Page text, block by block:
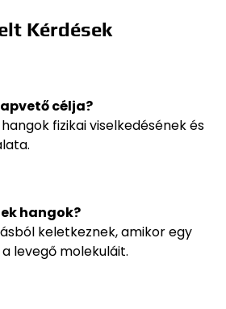
Kérdések
célja?
fizikai viselkedésének és
hangok?
keletkeznek, amikor egy
levegő molekuláit.